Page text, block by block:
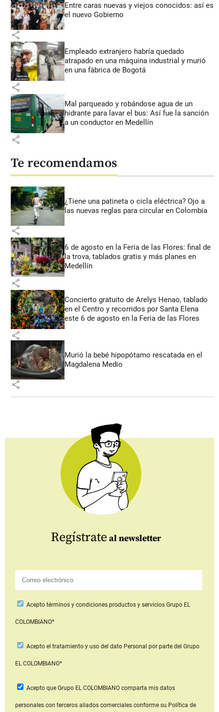
Entre caras nuevas y viejos conocidos: así es
el nuevo Gobierno
share
Empleado extranjero habría quedado
atrapado en una máquina industrial y murió
en una fábrica de Bogotá
share
Mal parqueado y robándose agua de un
hidrante para lavar el bus: Así fue la sanción
a un conductor en Medellín
share
Te recomendamos
¿Tiene una patineta o cicla eléctrica? Ojo a
las nuevas reglas para circular en Colombia
share
6 de agosto en la Feria de las Flores: final de
la trova, tablados gratis y más planes en
Medellín
share
Concierto gratuito de Arelys Henao, tablado
en el Centro y recorridos por Santa Elena
este 6 de agosto en la Feria de las Flores
share
Murió la bebé hipopótamo rescatada en el
Magdalena Medio
share
Regístrate al newsletter
Aceptotérminos y condiciones productos y serviciosGrupo EL
COLOMBIANO*
Acepto el tratamiento y uso del dato Personal por parte del Grupo
EL COLOMBIANO*
Acepto que Grupo EL COLOMBIANOcomparta mis datos
personales con terceros aliados comerciales conforme su Política de